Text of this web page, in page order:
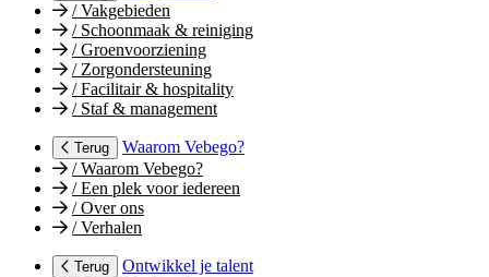
/Vakgebieden
/Schoonmaak & reiniging
/Groenvoorziening
/Zorgondersteuning
/Facilitair & hospitality
/Staf & management
Terug
Waarom Vebego?
/Waarom Vebego?
/Een plek voor iedereen
/Over ons
/Verhalen
Terug
Ontwikkel je talent